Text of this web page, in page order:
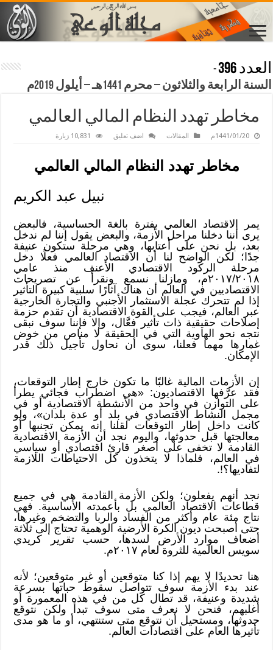
العدد 396
-
السنة الرابعة والثلاثون – محرم 1441هـ – أيلول 2019م
مخاطر تهدد النظام المالي العالمي
1441/01/20م المقالات اضف تعليق 10,831 زيارة
مخاطر تهدد النظام المالي العالمي
نبيل عبد الكريم
يمر الاقتصاد العالمي بفترة بالغة الحساسية، فالبعض
يرى أننا دخلنا مراحل الأزمة، والبعض يقول إننا لم ندخل
بعد، بل نحن على أعتابها، وهي مرحلة ستكون عنيفة
جدًا؛ لكن الواضح لنا أن الاقتصاد العالمي فعلًا دخل
مرحلة الركود الاقتصادي الأعنف منذ عامي
٢٠١٧/٢٠١٨م، ومازلنا نسمع ونقرأ عن تصريحات
الاقتصاديين في العالم أن هناك آثارًا سلبية كبيرة التأثير
إذا لم تتحرك عجلة الاستثمار الأجنبي والتجارة الخارجية
عبر العالم، فيجب على القوة الاقتصادية أن تقدم حزمة
إصلاحات حقيقية ذات تأثير فعَّال، وإلا فإننا سوف نبقى
نتجه نحو الهاوية التي في الحقيقة لا مناص من خوض
غمارها مهما فعلنا، سوى أن نحاول تأجيل ذلك قدر
الإمكان.
إن الأزمات المالية غالبًا ما تكون خارج إطار التوقعات،
فقد عرَّفها الاقتصاديون: «هي اضطراب فجائي يطرأ
على التوازن في واحد من الأنشطة الاقتصادية أو في
مجمل النشاط الاقتصادي في بلد أو عدة بلدان»، ولو
كانت داخل إطار التوقعات لقلنا إنه يمكن تجنبها أو
معالجتها قبل حدوثها، واليوم نجد أن الأزمة الاقتصادية
القادمة لا تخفى على أصغر قارئ اقتصادي أو سياسي
في العالم، فلماذا لا يتخذون كل الاحتياطات اللازمة
لتفاديها؟!.
نجد أنهم يفعلون؛ ولكن الأزمة القادمة هي في جميع
قطاعات الاقتصاد العالمي بل بأعمدته الأساسية. فهي
نتاج مئة عام وأكثر من الفساد والربا والتضخم وغيرها،
حتى أصبحت ديون الكرة الأرضية الوهمية تحتاج إلى ثلاثة
أضعاف موارد الأرض لسدها، حسب تقرير كريدي
سويس العالمية للثروة لعام ٢٠١٧م.
هنا تحديدًا لا يهم إذا كنا متوقعين أو غير متوقعين؛ لأنه
عند بدء الأزمة سوف تتواصل سقوط حباتها بسرعة
شديدة وعنيفة، قد تطال كل من في هذه المعمورة أو
أغلبهم، فنحن لا نعرف متى سوف تبدأ ولكن نتوقع
حدوثها، ومستحيل أن نتوقع متى ستنتهي، أو ما هو مدى
تأثيرها العام على اقتصادات العالم.